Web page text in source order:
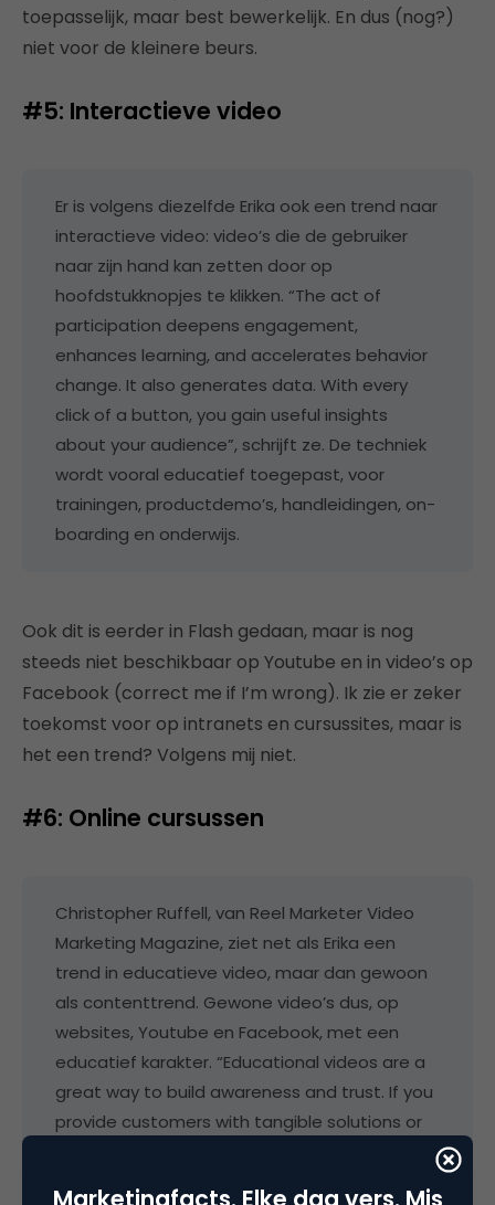
toepasselijk, maar best bewerkelijk. En dus (nog?)
niet voor de kleinere beurs.
#5: Interactieve video
Er is volgens diezelfde Erika ook een trend naar
interactieve video: video’s die de gebruiker
naar zijn hand kan zetten door op
hoofdstukknopjes te klikken. “The act of
participation deepens engagement,
enhances learning, and accelerates behavior
change. It also generates data. With every
click of a button, you gain useful insights
about your audience”, schrijft ze. De techniek
wordt vooral educatief toegepast, voor
trainingen, productdemo’s, handleidingen, on-
boarding en onderwijs.
Ook dit is eerder in Flash gedaan, maar is nog
steeds niet beschikbaar op Youtube en in video’s op
Facebook (correct me if I’m wrong). Ik zie er zeker
toekomst voor op intranets en cursussites, maar is
het een trend? Volgens mij niet.
#6: Online cursussen
Christopher Ruffell, van Reel Marketer Video
Marketing Magazine, ziet net als Erika een
trend in educatieve video, maar dan gewoon
als contenttrend. Gewone video’s dus, op
websites, Youtube en Facebook, met een
educatief karakter. “Educational videos are a
great way to build awareness and trust. If you
provide customers with tangible solutions or
Marketingfacts. Elke dag vers. Mis